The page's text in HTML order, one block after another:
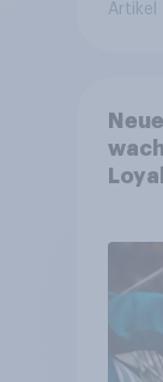
Artikel